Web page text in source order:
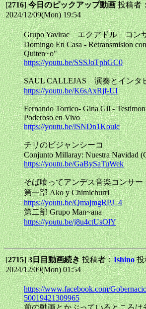
[2716]今日のピックアップ動画投稿者
2024/12/09(Mon) 19:54
Grupo Yavirac エクアドル コン
Domingo En Casa - Retransmision
Quiten~o"
https://youtu.be/SSSJoTphGC0
SAUL CALLEJAS 演奏とインタ
https://youtu.be/K6sAxRjf-UI
Fernando Torrico- Gina Gil -
Poderoso en Vivo
https://youtu.be/lSNDn1Koulc
チリのビジャンシーコ
Conjunto Millaray: Nuestra Navidad
https://youtu.be/GaBySaTuWek
そば喰ってアンデス音楽コンサ
第一部 Ako y Chimichurri
https://youtu.be/QmajmgRPJ_4
第二部 Grupo Man~ana
https://youtu.be/j8u4ctUsOlY
[2715]3日目動画続き投稿者：Ishino 投
2024/12/09(Mon) 01:54
https://www.facebook.com/
50019421309965
前の動画とかぶっているところは